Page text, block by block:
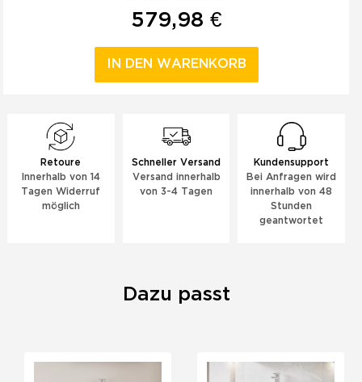
579,98 €
IN DEN WARENKORB
Retoure
Innerhalb von 14
Tagen Widerruf
möglich
Schneller Versand
Versand innerhalb
von 3-4 Tagen
Kundensupport
Bei Anfragen wird
innerhalb von 48
Stunden
geantwortet
Dazu passt